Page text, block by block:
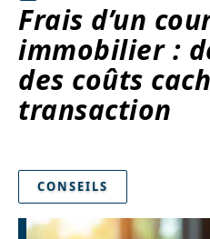
Frais d’un
immobilier :
des coûts
transaction
CONSEILS